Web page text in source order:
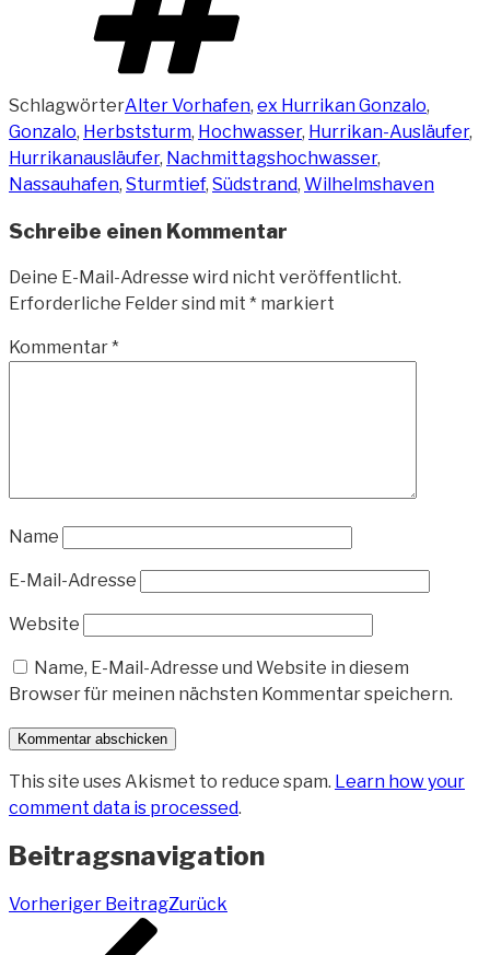
SchlagwörterAlter Vorhafen, ex Hurrikan Gonzalo,
Gonzalo, Herbststurm, Hochwasser, Hurrikan-Ausläufer,
Hurrikanausläufer, Nachmittagshochwasser,
Nassauhafen, Sturmtief, Südstrand, Wilhelmshaven
Schreibe einen Kommentar
Deine E-Mail-Adresse wird nicht veröffentlicht.
Erforderliche Felder sind mit * markiert
Kommentar*
Name
E-Mail-Adresse
Website
Name, E-Mail-Adresse und Website in diesem
Browser für meinen nächsten Kommentar speichern.
This site uses Akismet to reduce spam. Learn how your
comment data is processed.
Beitragsnavigation
Vorheriger BeitragZurück